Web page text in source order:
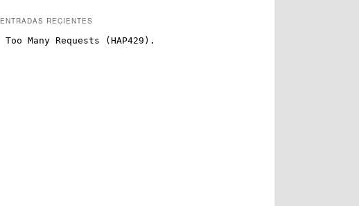
ENTRADAS RECIENTES